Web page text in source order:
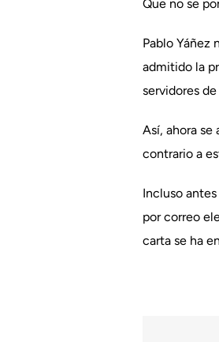
Que no se
Pablo Yáñez
admitido la
servidores
Así, ahora
contrario a
Incluso
por correo
carta se ha